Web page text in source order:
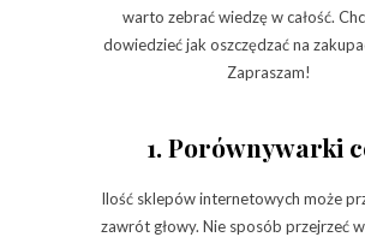
warto zebrać wiedzę w całość.
dowiedzieć jak oszczędzać na
Zapraszam!
1. Porównywarki
Ilość sklepów internetowych może
zawrót głowy. Nie sposób przejrzeć